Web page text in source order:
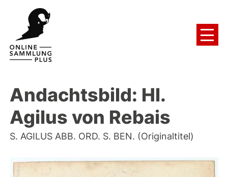
Andachtsbild: Hl.
Agilus von Rebais
S. AGILUS ABB. ORD. S. BEN. (Originaltitel)